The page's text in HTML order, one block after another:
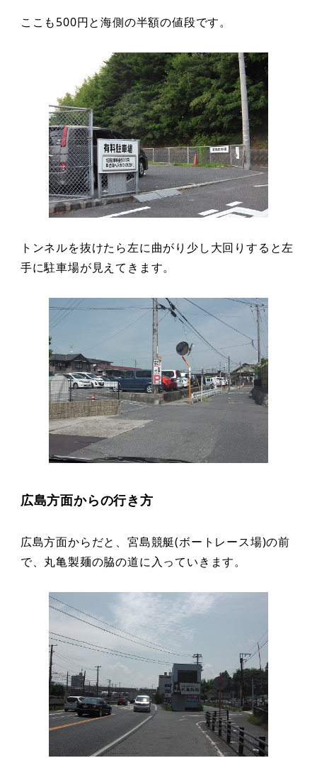
ここも500円と海側の半額の値段です。
トンネルを抜けたら左に曲がり少し大回りすると左
手に駐車場が見えてきます。
広島方面からの行き方
広島方面からだと、宮島競艇(ボートレース場)の前
で、丸亀製麺の脇の道に入っていきます。